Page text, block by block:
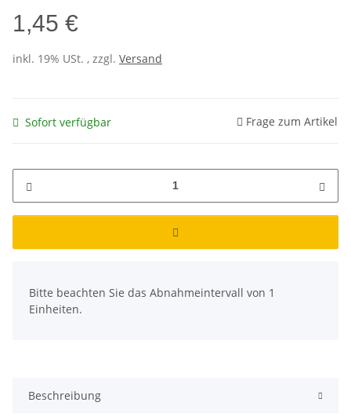
1,45 €
inkl. 19% USt. , zzgl. Versand
Sofort verfügbar Frage zum Artikel
Bitte beachten Sie das Abnahmeintervall von 1
Einheiten.
Beschreibung